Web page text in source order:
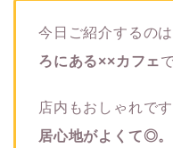
今日ご紹介するのは
ろにある××カフェ
店内もおしゃれです
居心地がよくて◎。